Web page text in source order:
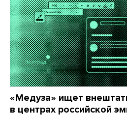
«Медуза» ищет
в центрах российской